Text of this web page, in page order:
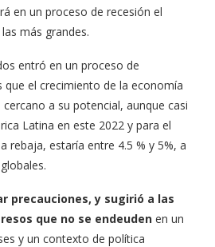
en un proceso de recesión el
más grandes.
entró en un proceso de
que el crecimiento de la economía
a su potencial, aunque casi
Latina en este 2022 y para el
rebaja, estaría entre 4.5 % y 5%, a
precauciones, y sugirió a las
que no se endeuden en un
y un contexto de política